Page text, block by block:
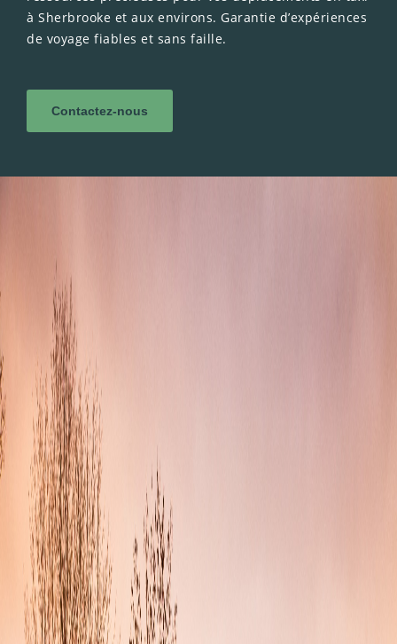
à Sherbrooke et aux environs. Garantie d’expériences
de voyage fiables et sans faille.
Contactez-nous